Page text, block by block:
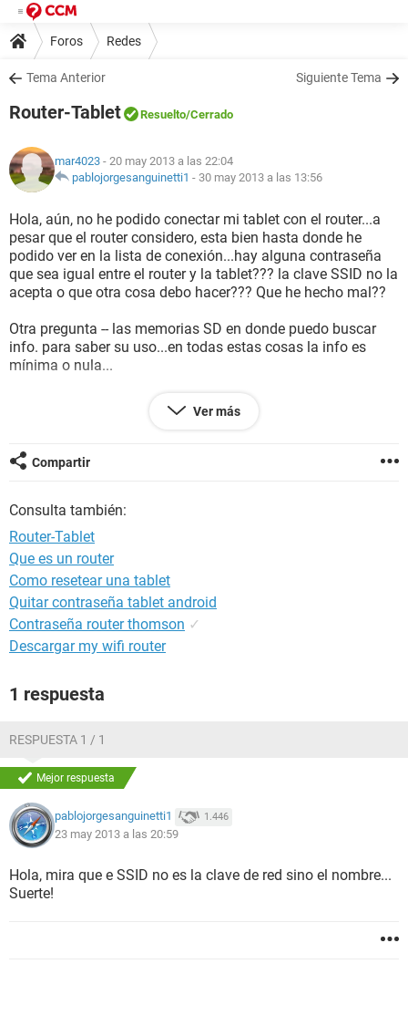
Foros Redes
Tema Anterior Siguiente Tema
Router-Tablet Resuelto/Cerrado
mar4023 - 20 may 2013 a las 22:04
pablojorgesanguinetti1 - 30 may 2013 a las 13:56
Hola, aún, no he podido conectar mi tablet con el router...a
pesar que el router considero, esta bien hasta donde he
podido ver en la lista de conexión...hay alguna contraseña
que sea igual entre el router y la tablet??? la clave SSID no la
acepta o que otra cosa debo hacer??? Que he hecho mal??
Otra pregunta -- las memorias SD en donde puedo buscar
info. para saber su uso...en todas estas cosas la info es
mínima o nula...
Ver más
Compartir
Consulta también:
Router-Tablet
Que es un router
Como resetear una tablet
Quitar contraseña tablet android
Contraseña router thomson ✓
Descargar my wifi router
1 respuesta
RESPUESTA 1 / 1
Mejor respuesta
pablojorgesanguinetti1 1.446
23 may 2013 a las 20:59
Hola, mira que e SSID no es la clave de red sino el nombre...
Suerte!